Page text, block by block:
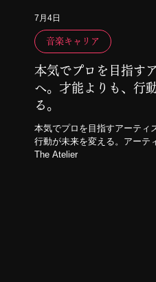
本気でプロを目指す
へ。才能よりも、行
る。
本気でプロを目指すアーティ
行動が未来を変える。アーテ
The Atelier
音楽キャリア
7月4日